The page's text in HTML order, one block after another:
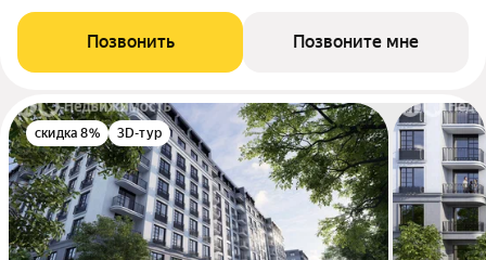
Позвонить Позвоните мне
скидка 8% 3D-тур